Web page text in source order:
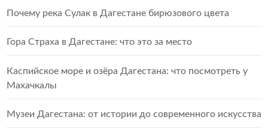
Почему река Сулак в Дагестане бирюзового цвета
Гора Страха в Дагестане: что это за место
Каспийское море и озёра Дагестана: что посмотреть у
Махачкалы
Музеи Дагестана: от истории до современного искусства